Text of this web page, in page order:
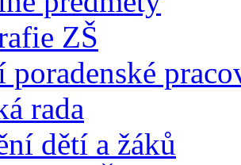
ZŠ
poradenské
rada
dětí a žáků